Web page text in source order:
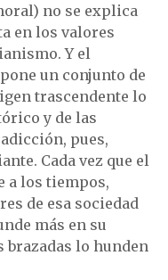
no se explica
en los valores
Y el
un conjunto de
trascendente lo
y de las
pues,
Cada vez que el
a los tiempos,
de esa sociedad
más en su
brazadas lo hunden